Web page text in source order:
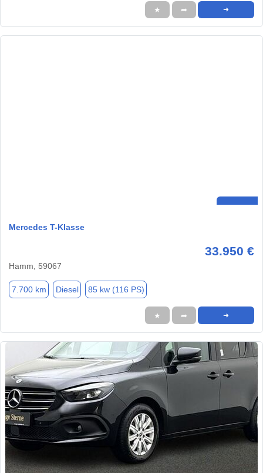
★ ➦ ➜
Mercedes T-Klasse
33.950 €
Hamm, 59067
7.700 km Diesel 85 kw (116 PS)
★ ➦ ➜